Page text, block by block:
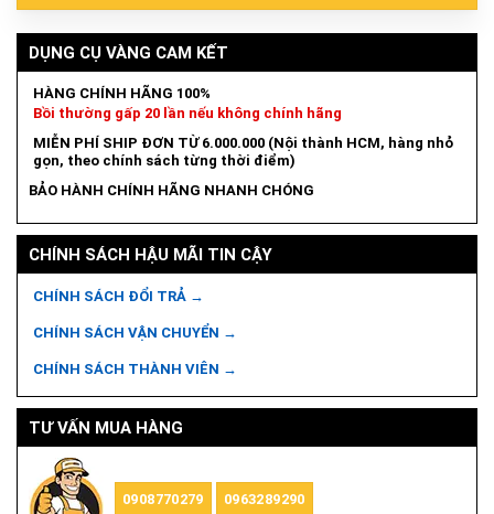
DỤNG CỤ VÀNG CAM KẾT
HÀNG CHÍNH HÃNG 100%
Bồi thường gấp 20 lần nếu không chính hãng
MIỄN PHÍ SHIP ĐƠN TỪ 6.000.000 (Nội thành HCM, hàng nhỏ
gọn, theo chính sách từng thời điểm)
BẢO HÀNH CHÍNH HÃNG NHANH CHÓNG
CHÍNH SÁCH HẬU MÃI TIN CẬY
CHÍNH SÁCH ĐỔI TRẢ →
CHÍNH SÁCH VẬN CHUYỂN →
CHÍNH SÁCH THÀNH VIÊN →
TƯ VẤN MUA HÀNG
0908770279 0963289290